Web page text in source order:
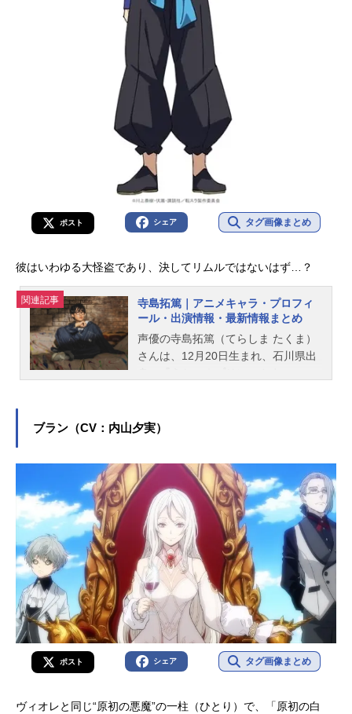
ポスト シェア タグ画像まとめ
彼はいわゆる大怪盗であり、決してリムルではないはず…？
関連記事
寺島拓篤｜アニメキャラ・プロフィ
ール・出演情報・最新情報まとめ
声優の寺島拓篤（てらしま たくま）
さんは、12月20日生まれ、石川県出
気作品のキャラクターを多く演じて
ブラン（CV：内山夕実）
ポスト シェア タグ画像まとめ
ヴィオレと同じ“原初の悪魔”の一柱（ひとり）で、「原初の白